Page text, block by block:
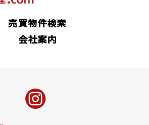
売買物件検索
会社案内